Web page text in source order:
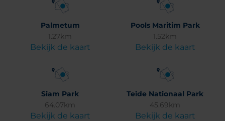
Palmetum
1.27km
Bekijk de kaart
Pools Maritim Park
1.52km
Bekijk de kaart
Siam Park
64.07km
Bekijk de kaart
Teide Nationaal Park
45.69km
Bekijk de kaart